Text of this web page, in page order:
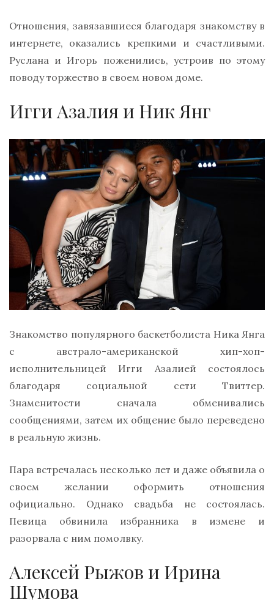
Отношения, завязавшиеся благодаря знакомству в
интернете, оказались крепкими и счастливыми.
Руслана и Игорь поженились, устроив по этому
поводу торжество в своем новом доме.
Игги Азалия и Ник Янг
Знакомство популярного баскетболиста Ника Янга
с австрало-американской хип-хоп-
исполнительницей Игги Азалией состоялось
благодаря социальной сети Твиттер.
Знаменитости сначала обменивались
сообщениями, затем их общение было переведено
в реальную жизнь.
Пара встречалась несколько лет и даже объявила о
своем желании оформить отношения
официально. Однако свадьба не состоялась.
Певица обвинила избранника в измене и
разорвала с ним помолвку.
Алексей Рыжов и Ирина
Шумова